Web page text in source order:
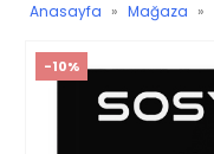
Anasayfa » Mağaza »
-10%